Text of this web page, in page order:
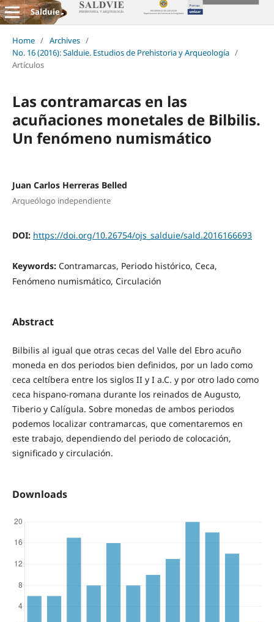
Salduie
Home / Archives /
No. 16 (2016): Salduie. Estudios de Prehistoria y Arqueología /
Artículos
Las contramarcas en las
acuñaciones monetales de Bilbilis.
Un fenómeno numismático
Juan Carlos Herreras Belled
Arqueólogo independiente
DOI: https://doi.org/10.26754/ojs_salduie/sald.2016166693
Keywords: Contramarcas, Periodo histórico, Ceca,
Fenómeno numismático, Circulación
Abstract
Bilbilis al igual que otras cecas del Valle del Ebro acuño
moneda en dos periodos bien definidos, por un lado como
ceca celtíbera entre los siglos II y I a.C. y por otro lado como
ceca hispano-romana durante los reinados de Augusto,
Tiberio y Calígula. Sobre monedas de ambos periodos
podemos localizar contramarcas, que comentaremos en
este trabajo, dependiendo del periodo de colocación,
significado y circulación.
Downloads